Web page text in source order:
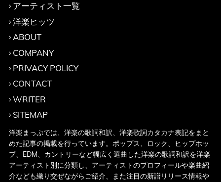
アーティスト一覧
洋楽ヒッツ
ABOUT
COMPANY
PRIVACY POLICY
CONTACT
WRITER
SITEMAP
洋楽まっぷでは、洋楽の歌詞和訳、洋楽歌詞カタカナ表記をまと
めた記事の掲載を行っています。ポップス、ロック、ヒップホッ
プ、EDM、カントリーなど幅広く選曲した洋楽の歌詞和訳を洋楽
アーティスト別に分類し、アーティストのプロフィールや楽曲紹
介なども織り交ぜながらご紹介、また注目の新譜リリース情報や